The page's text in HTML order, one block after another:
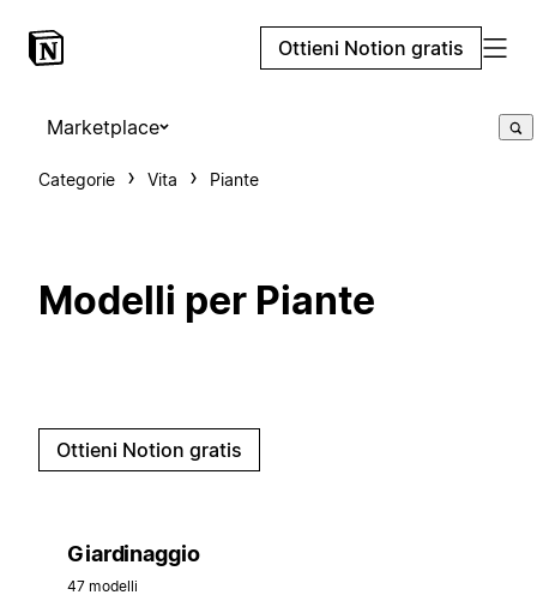
Ottieni Notion gratis
Marketplace
Categorie Vita Piante
Modelli per Piante
Ottieni Notion gratis
Giardinaggio
47 modelli